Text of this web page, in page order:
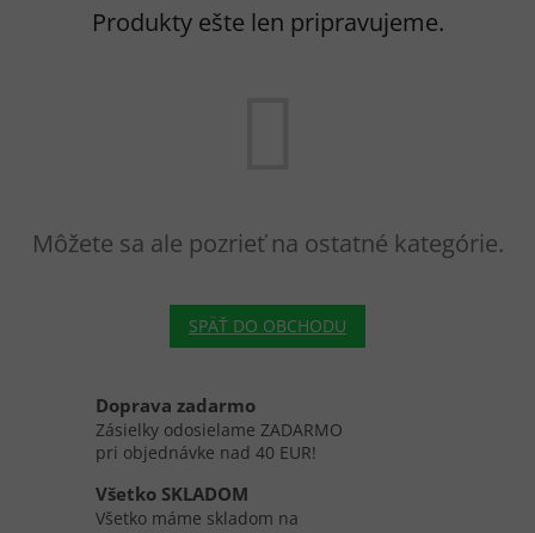
Produkty ešte len pripravujeme.
Môžete sa ale pozrieť na ostatné kategórie.
SPÄŤ DO OBCHODU
Doprava zadarmo
Zásielky odosielame ZADARMO
pri objednávke nad 40 EUR!
Všetko SKLADOM
Všetko máme skladom na